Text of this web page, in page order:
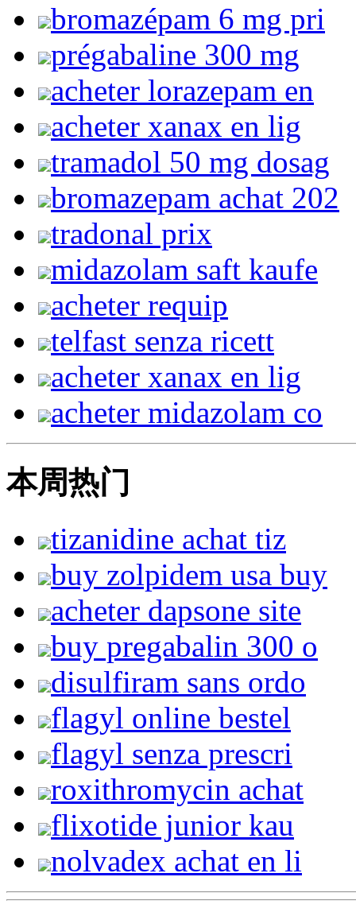
bromazépam 6 mg pri
prégabaline 300 mg
acheter lorazepam en
acheter xanax en lig
tramadol 50 mg dosag
bromazepam achat 202
tradonal prix
midazolam saft kaufe
acheter requip
telfast senza ricett
acheter xanax en lig
acheter midazolam co
本周热门
tizanidine achat tiz
buy zolpidem usa buy
acheter dapsone site
buy pregabalin 300 o
disulfiram sans ordo
flagyl online bestel
flagyl senza prescri
roxithromycin achat
flixotide junior kau
nolvadex achat en li